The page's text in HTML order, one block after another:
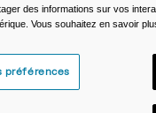
des informations sur vos
Vous souhaitez en savoir
préférences